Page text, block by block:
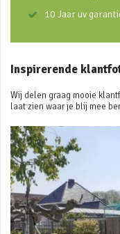
10 Jaar uv
Inspirerende
Wij delen graag mooie
laat zien waar je blij mee